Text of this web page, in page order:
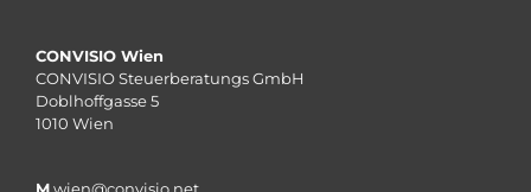
CONVISIO Wien
CONVISIO Steuerberatungs GmbH
Doblhoffgasse 5
1010 Wien